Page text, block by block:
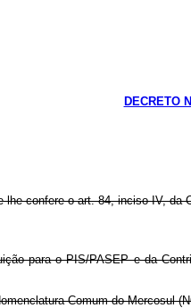
DECRETO
lhe confere o art. 84, inciso IV,
para o PIS/PASEP e da
Comum do Mercosul